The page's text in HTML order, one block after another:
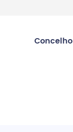
Concelho